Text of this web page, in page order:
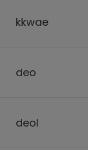
kkwae
deo
deol